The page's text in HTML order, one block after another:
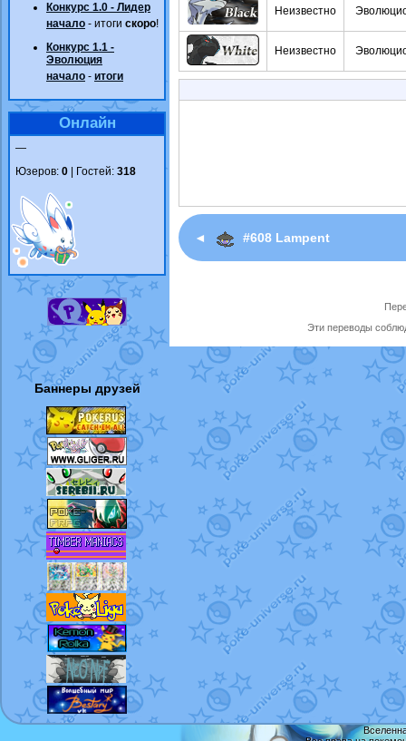
Конкурс 1.0 - Лидер
начало - итоги скоро!
Конкурс 1.1 -
Эволюция
начало - итоги
Онлайн
—
Юзеров: 0 | Гостей: 318
Баннеры друзей
Неизвестно
Неизвестно
◄ #608 Lampent
Эти переводы